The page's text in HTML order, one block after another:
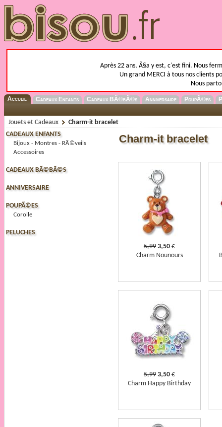
Après 22 ans, Ã§a y est, c'est fini. Nous
Un grand MERCI à tous nos clients
Nous
Accueil Cadeaux Enfants Cadeaux BÃ©bÃ©s Anniversaire PoupÃ©es
Jouets et Cadeaux
Charm-it bracelet
CADEAUX ENFANTS
Bijoux - Montres - RÃ©veils
Accessoires
CADEAUX BÃ©BÃ©S
ANNIVERSAIRE
POUPÃ©ES
Corolle
PELUCHES
Charm-it bracelet
5,99 3,50 €
Charm Nounours
5,99 3,50 €
Charm Happy Birthday